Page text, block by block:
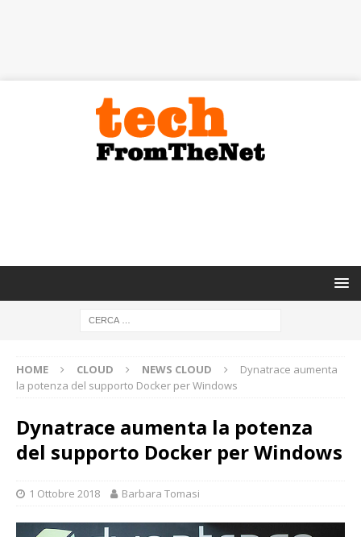
HOME CLOUD NEWS CLOUD
Dynatrace aumenta
la potenza del supporto Docker per Windows
Dynatrace aumenta la potenza
del supporto Docker per Windows
1 Ottobre 2018 Barbara Tomasi